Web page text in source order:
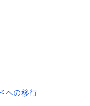
への移行